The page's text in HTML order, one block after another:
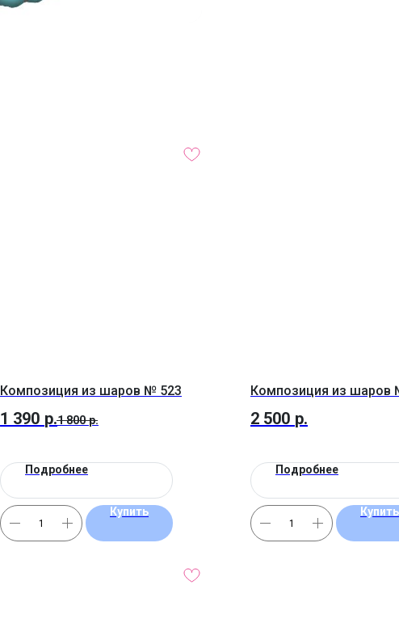
Композиция из шаров № 523
1 390 р.1 800 р.
Подробнее
Купить
Композиция из шаров
2 500 р.
Подробнее
Купить